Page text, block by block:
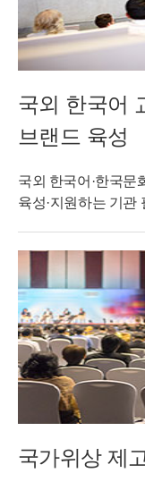
국외 한국어
브랜드 육성
국외 한국어·한국문
육성·지원하는 기관
국가위상 제고